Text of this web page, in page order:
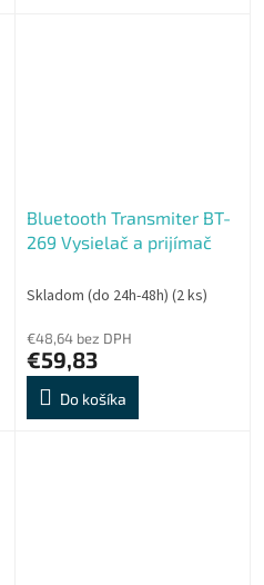
Bluetooth Transmiter BT-
269 Vysielač a prijímač
Skladom (do 24h-48h) (2 ks)
€48,64 bez DPH
€59,83
Do košíka